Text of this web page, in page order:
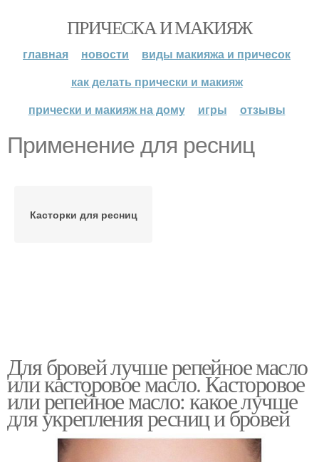
ПРИЧЕСКА И МАКИЯЖ
главная новости
виды макияжа и причесок
как делать прически и макияж
прически и макияж на дому
игры отзывы
Применение для ресниц
Касторки для ресниц
Для бровей лучше репейное масло
или касторовое масло. Касторовое
или репейное масло: какое лучше
для укрепления ресниц и бровей